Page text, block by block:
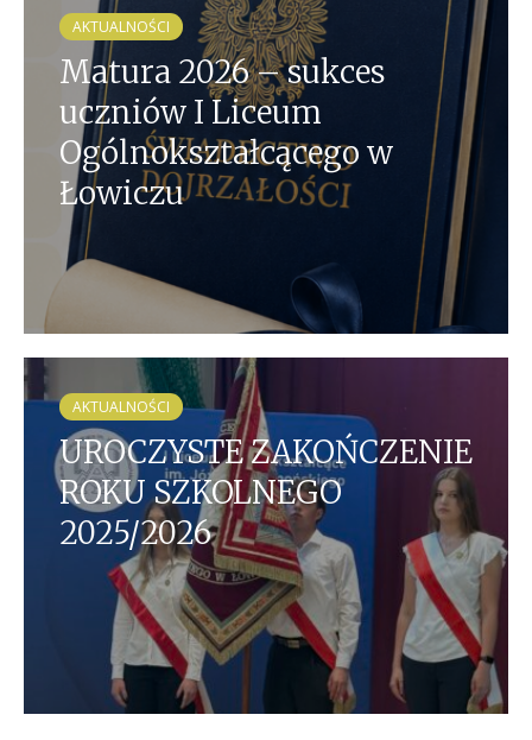
AKTUALNOŚCI
Matura 2026 – sukces
uczniów I Liceum
Ogólnokształcącego w
Łowiczu
AKTUALNOŚCI
UROCZYSTE ZAKOŃCZENIE
ROKU SZKOLNEGO
2025/2026